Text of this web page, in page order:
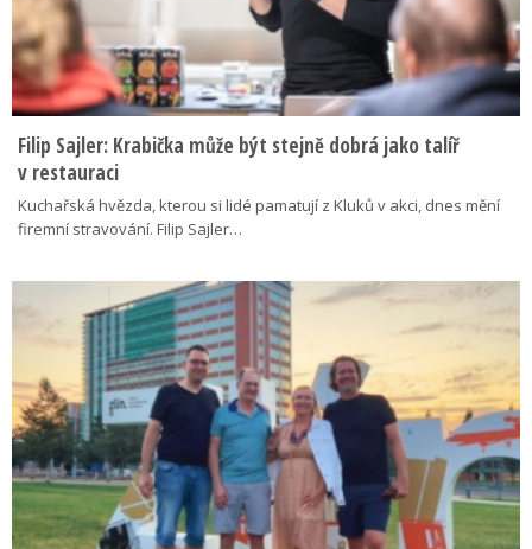
Filip Sajler: Krabička může být stejně dobrá jako talíř
v restauraci
Kuchařská hvězda, kterou si lidé pamatují z Kluků v akci, dnes mění
firemní stravování. Filip Sajler…